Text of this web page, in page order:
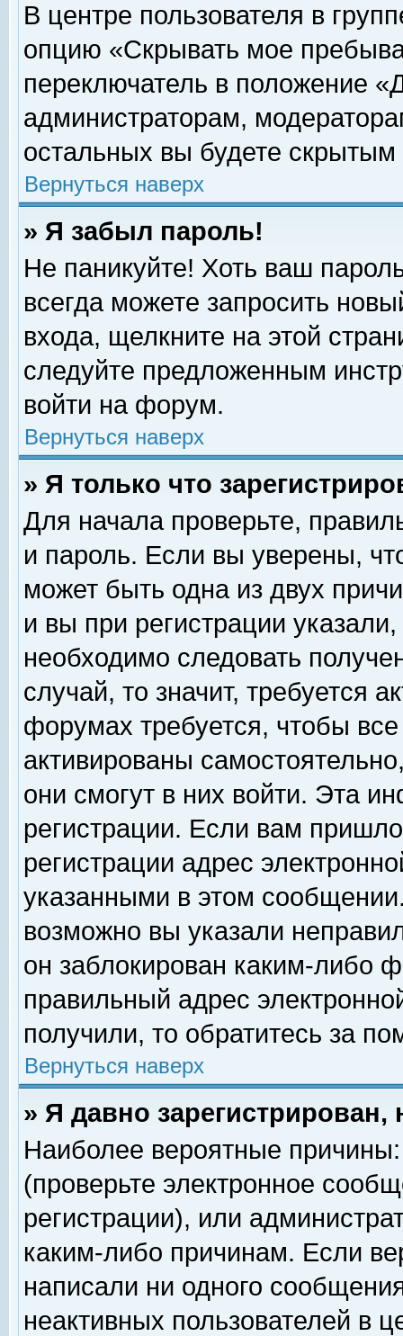
В центре пользователя в
опцию «Скрывать мое
переключатель в положение
администраторам,
остальных вы будете скрытым
Вернуться наверх
» Я забыл пароль!
Не паникуйте! Хоть ваш
всегда можете запросить
входа, щелкните на этой
следуйте предложенным
войти на форум.
Вернуться наверх
» Я только что
Для начала проверьте,
и пароль. Если вы уверены,
может быть одна из двух
и вы при регистрации
необходимо следовать
случай, то значит, требуется
форумах требуется, чтобы
активированы
они смогут в них войти. Эта
регистрации. Если вам
регистрации адрес
указанными в этом
возможно вы указали
он заблокирован каким-либо
правильный адрес
получили, то обратитесь за
Вернуться наверх
» Я давно
Наиболее вероятные
(проверьте электронное
регистрации), или
каким-либо причинам. Если
написали ни одного
неактивных пользователей в